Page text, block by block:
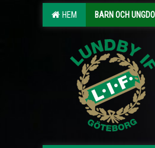
HEM BARN OCH